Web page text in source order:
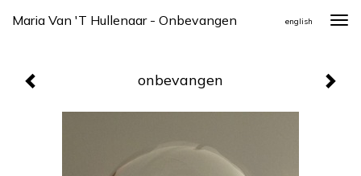
Maria Van 't Hullenaar - Onbevangen english
onbevangen